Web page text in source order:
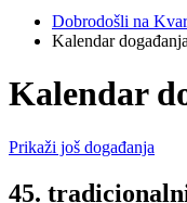
Dobrodošli na
Kalendar događanja
Kalendar
Prikaži još događanja
45.